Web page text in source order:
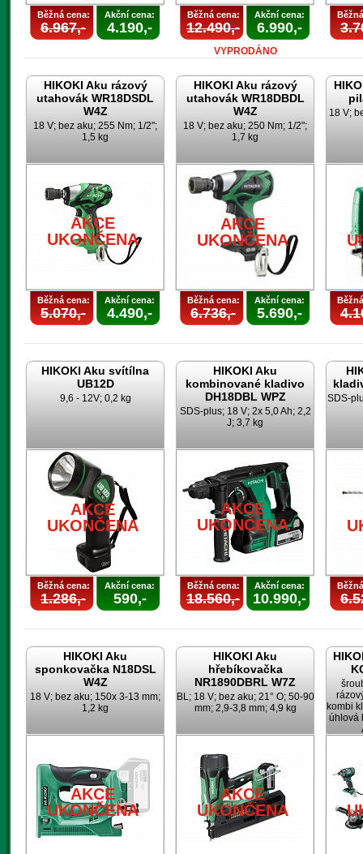
Běžná cena:
6.967,-
Akční cena:
4.190,-
Běžná cena:
12.490,-
Akční cena:
6.990,-
VYPRODÁNO
HIKOKI Aku rázový
utahovák WR18DSDL
W4Z
18 V; bez aku; 255 Nm; 1/2";
1,5 kg
AKCE
UKONČENA
Běžná cena:
5.070,-
Akční cena:
4.490,-
HIKOKI Aku rázový
utahovák WR18DBDL
W4Z
18 V; bez aku; 250 Nm; 1/2";
1,7 kg
AKCE
UKONČENA
Běžná cena:
6.736,-
Akční cena:
5.690,-
18 V;
HIKOKI Aku svítílna
UB12D
9,6 - 12V; 0,2 kg
AKCE
UKONČENA
Běžná cena:
1.286,-
Akční cena:
590,-
HIKOKI Aku
kombinované kladivo
DH18DBL WPZ
SDS-plus; 18 V; 2x 5,0 Ah; 2,2
J; 3,7 kg
AKCE
UKONČENA
Běžná cena:
18.560,-
Akční cena:
10.990,-
SDS-
HIKOKI Aku
sponkovačka N18DSL
W4Z
18 V; bez aku; 150x 3-13 mm;
1,2 kg
AKCE
UKONČENA
HIKOKI Aku
hřebíkovačka
NR1890DBRL W7Z
BL; 18 V; bez aku; 21° O; 50-90
mm; 2,9-3,8 mm; 4,9 kg
AKCE
UKONČENA
kombi
úhlová